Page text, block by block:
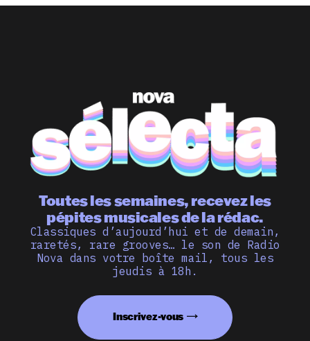
Toutes les semaines, recevez les
pépites musicales de la rédac.
Classiques d’aujourd’hui et de demain,
raretés, rare grooves… le son de Radio
Nova dans votre boîte mail, tous les
jeudis à 18h.
Inscrivez-vous